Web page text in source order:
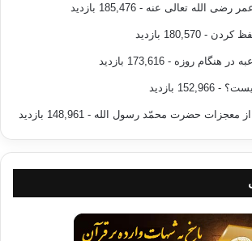
رضی الله تعالی عنه - 185,476 بازدید
کردن - 180,570 بازدید
در هنگام روزه - 173,616 بازدید
- 152,966 بازدید
معجزات حضرت محمّد رسول الله - 148,961 بازدید